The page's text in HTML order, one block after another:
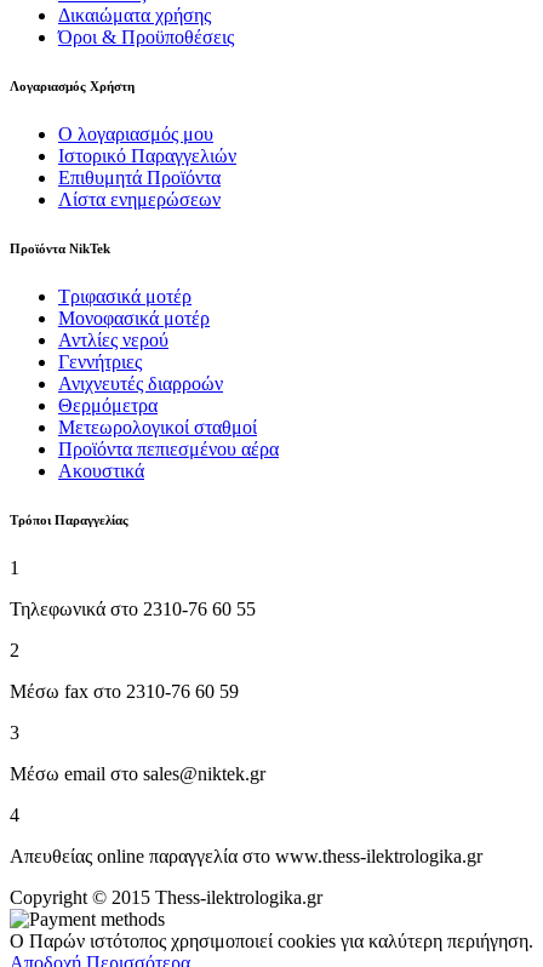
Δικαιώματα χρήσης
Όροι & Προϋποθέσεις
Λογαριασμός Χρήστη
Ο λογαριασμός μου
Ιστορικό Παραγγελιών
Επιθυμητά Προϊόντα
Λίστα ενημερώσεων
Προϊόντα NikTek
Τριφασικά μοτέρ
Μονοφασικά μοτέρ
Αντλίες νερού
Γεννήτριες
Ανιχνευτές διαρροών
Θερμόμετρα
Μετεωρολογικοί σταθμοί
Προϊόντα πεπιεσμένου αέρα
Ακουστικά
Tρόποι Παραγγελίας
1
Τηλεφωνικά στο 2310-76 60 55
2
Μέσω fax στο 2310-76 60 59
3
Μέσω email στο sales@niktek.gr
4
Απευθείας online παραγγελία στο www.thess-ilektrologika.gr
Copyright © 2015 Thess-ilektrologika.gr
Ο Παρών ιστότοπος χρησιμοποιεί cookies για καλύτερη περιήγηση.
Αποδοχή Περισσότερα